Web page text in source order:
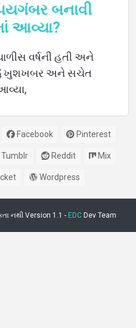
આવ્યા?
Facebook Pinterest
Tumblr Reddit Mix
Wordpress
નથી Version 1.1 - EDC Dev Team